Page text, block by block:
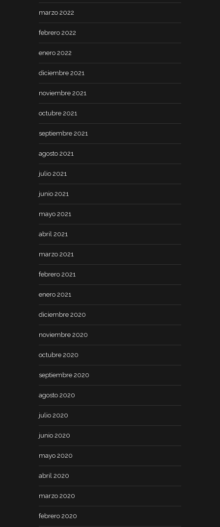
marzo 2022
febrero 2022
enero 2022
diciembre 2021
noviembre 2021
octubre 2021
septiembre 2021
agosto 2021
julio 2021
junio 2021
mayo 2021
abril 2021
marzo 2021
febrero 2021
enero 2021
diciembre 2020
noviembre 2020
octubre 2020
septiembre 2020
agosto 2020
julio 2020
junio 2020
mayo 2020
abril 2020
marzo 2020
febrero 2020